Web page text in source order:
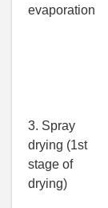
evaporation
3. Spray
drying (1st
stage of
drying)